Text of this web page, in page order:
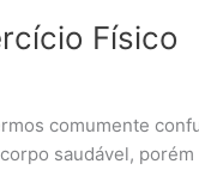
Físico
comumente
saudável,